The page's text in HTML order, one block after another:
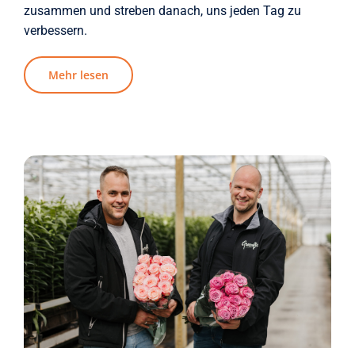
zusammen und streben danach, uns jeden Tag zu
verbessern.
Mehr lesen